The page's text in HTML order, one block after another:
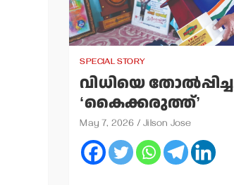
SPECIAL STORY
വിധിയെ തോല്‍പ്പിച്ച
‘കൈക്കരുത്ത്’
May 7, 2026 Jilson Jose